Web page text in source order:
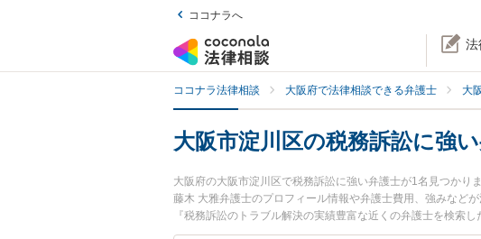
ココナラへ
法
ココナラ法律相談 大阪府で法律相談できる弁護士 大
大阪市淀川区の税務訴訟に強
大阪府の大阪市淀川区で税務訴訟に強い弁護士が1名見つか
藤木 大雅弁護士のプロフィール情報や弁護士費用、強みなど
『税務訴訟のトラブル解決の実績豊富な近くの弁護士を検索
者さんにおすすめです。